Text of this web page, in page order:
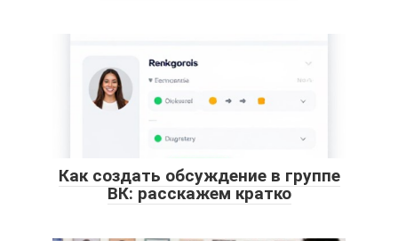
Как создать обсуждение в группе
ВК: расскажем кратко